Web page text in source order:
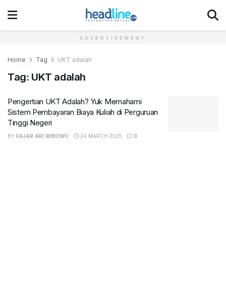
ADVERTISEMENT
Home Tag UKT adalah
Tag: UKT adalah
Pengertian UKT Adalah? Yuk Memahami
Sistem Pembayaran Biaya Kuliah di Perguruan
Tinggi Negeri
BY FAJAR ARI WIBOWO 24 MARCH 2025 0